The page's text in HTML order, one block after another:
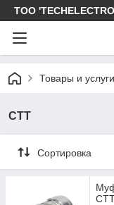
ТОО
Товары и услуги
СТТ
Сортировка